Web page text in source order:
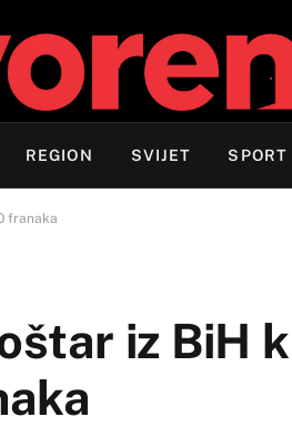
REGION SVIJET SPORT
franaka
iz BiH